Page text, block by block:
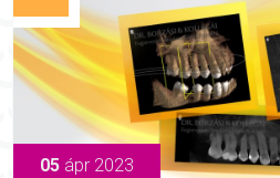
05 ápr 2023